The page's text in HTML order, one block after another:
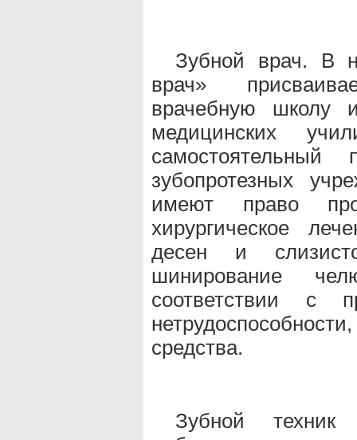
Зубной врач. В
врач»
врачебную школу
медицинских
зубопротезных
имеют право
хирургическое
десен и
шинирование
соответствии с
средства.
Зубной техник